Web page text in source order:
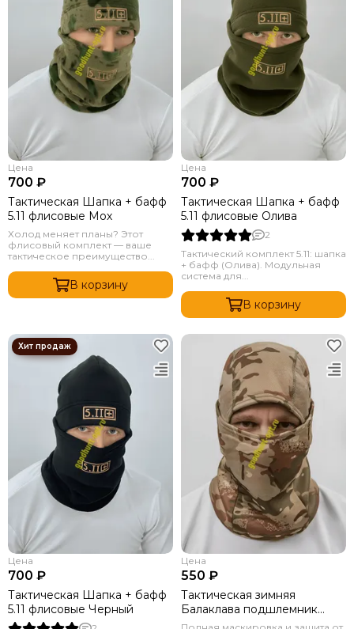
Цена
700 ₽
Тактическая Шапка + бафф
5.11 флисовые Мох
Холод меняет планы? Этот
флисовый комплект — ваше
тактическое преимущество...
В корзину
Цена
700 ₽
Тактическая Шапка + бафф
5.11 флисовые Олива
2
Тактический комплект 5.11: шапка
+ бафф (Олива). Модульная
система для...
В корзину
Цена
700 ₽
Тактическая Шапка + бафф
5.11 флисовые Черный
Цена
550 ₽
Тактическая зимняя
Балаклава подшлемник
Мультикам